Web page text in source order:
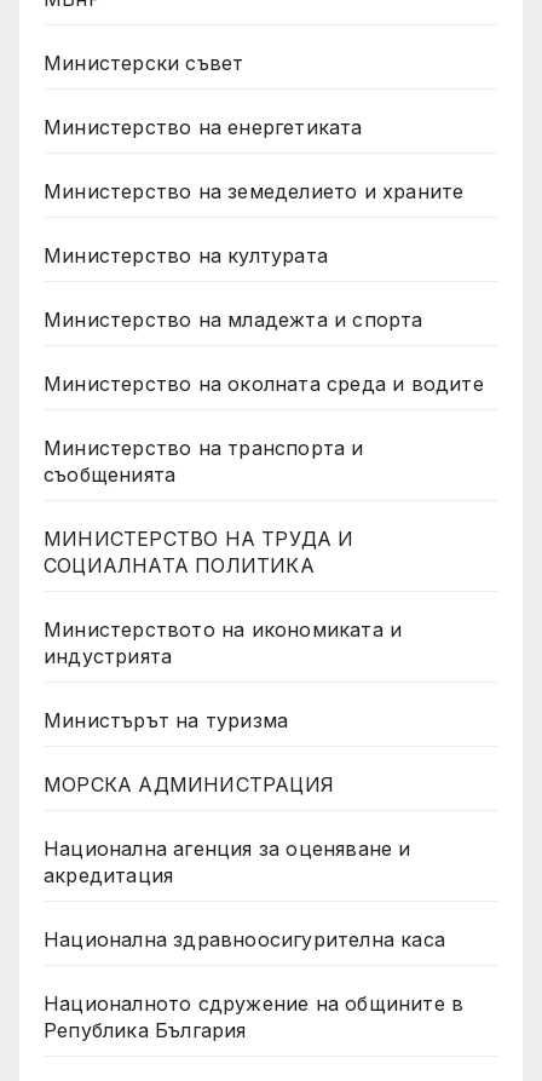
Министерски съвет
Министерство на енергетиката
Министерство на земеделието и храните
Министерство на културата
Министерство на младежта и спорта
Министерство на околната среда и водите
Министерство на транспорта и
съобщенията
МИНИСТЕРСТВО НА ТРУДА И
СОЦИАЛНАТА ПОЛИТИКА
Министерството на икономиката и
индустрията
Министърът на туризма
МОРСКА АДМИНИСТРАЦИЯ
Национална агенция за оценяване и
акредитация
Национална здравноосигурителна каса
Националното сдружение на общините в
Република България